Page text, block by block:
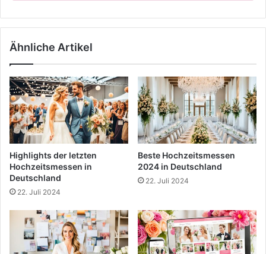
Ausstellern aus allen Bereichen der
Hochzeitsplanung
beraten lassen und Fragen stellen.
NeueTrendsund Ideen in Sachen Hochzeitsmode,
Dekoration und Catering werden präsentiert.
Die Messen ermöglichen es, alles an einem Ort zu
finden und so Zeit und Aufwand zu sparen.
Oft gibt es attraktive Angebote undRabatte, die
exklusiv auf der Messe erhältlich sind.
Hochzeitsmessen: Deine
Anlaufstelle für die perfekte
Hochzeitsplanung
Ähnliche Artikel
Highlights der letzten
Hochzeitsmessen in
Deutschland
22. Juli 2024
Beste Hochzeitsmessen
2024 in Deutschland
22. Juli 2024